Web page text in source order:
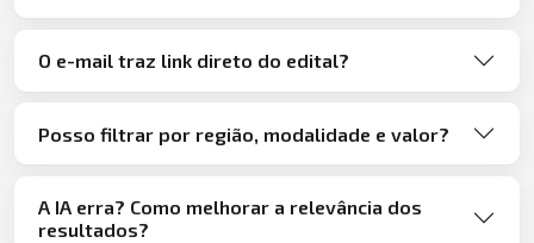
O e-mail traz link direto do edital?
Posso filtrar por região, modalidade e valor?
A IA erra? Como melhorar a relevância dos
resultados?